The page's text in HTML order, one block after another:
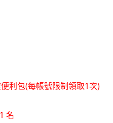
利包(每帳號限制領取1次)
名